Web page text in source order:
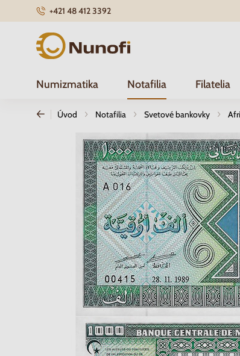
+421 48 412 3392
Nunofi.sk
Numizmatika Notafilia Filatelia
Úvod Notafilia Svetové bankovky